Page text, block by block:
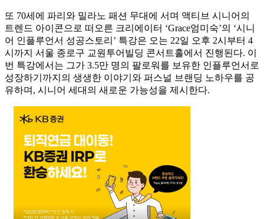
또 70세에 파리와 밀라노 패션 무대에 서며 액티브 시니어의
트렌드 아이콘으로 떠오른 크리에이터 ‘Grace엄미숙’의 ‘시니
어 인플루언서 성공스토리’ 특강은 오는 22일 오후 2시부터 4
시까지 서울 종로구 교원투어빌딩 콘서트홀에서 진행된다. 이
번 특강에서는 그가 3.5만 명의 팔로워를 보유한 인플루언서로
성장하기까지의 생생한 이야기와 퍼스널 브랜딩 노하우를 공
유하며, 시니어 세대의 새로운 가능성을 제시한다.